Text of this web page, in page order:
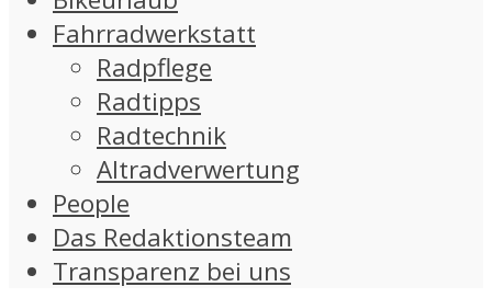
Fahrradwerkstatt
Radpflege
Radtipps
Radtechnik
Altradverwertung
People
Das Redaktionsteam
Transparenz bei uns